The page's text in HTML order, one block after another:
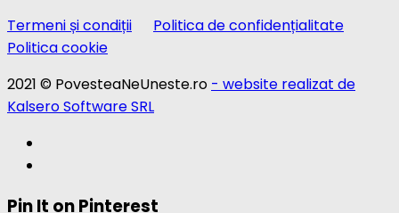
Termeni și condiții
Politica de confidențialitate
Politica cookie
2021 © PovesteaNeUneste.ro - website realizat de
Kalsero Software SRL
Pin It on Pinterest